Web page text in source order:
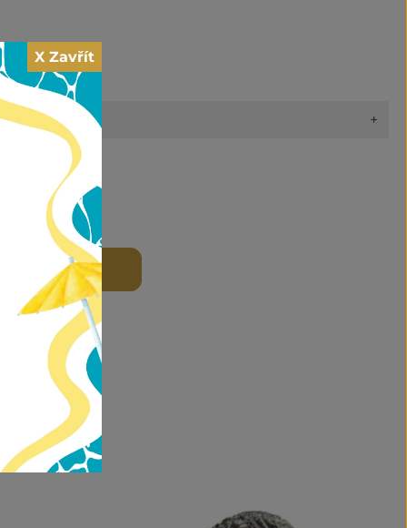
+
DO KOŠÍKU
X Zavřít